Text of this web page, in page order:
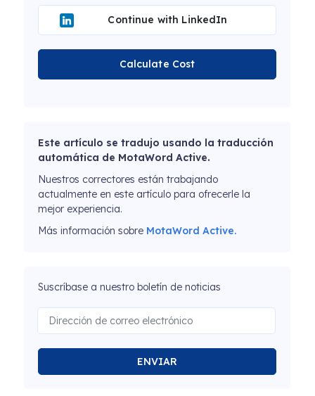
Continue with LinkedIn
Calculate Cost
Este artículo se tradujo usando la traducción
automática de MotaWord Active.
Nuestros correctores están trabajando
actualmente en este artículo para ofrecerle la
mejor experiencia.
Más información sobre MotaWord Active.
Suscríbase a nuestro boletín de noticias
ENVIAR